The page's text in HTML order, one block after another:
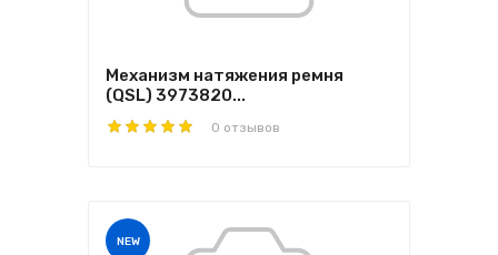
Механизм натяжения ремня
(QSL) 3973820...
0 отзывов
NEW